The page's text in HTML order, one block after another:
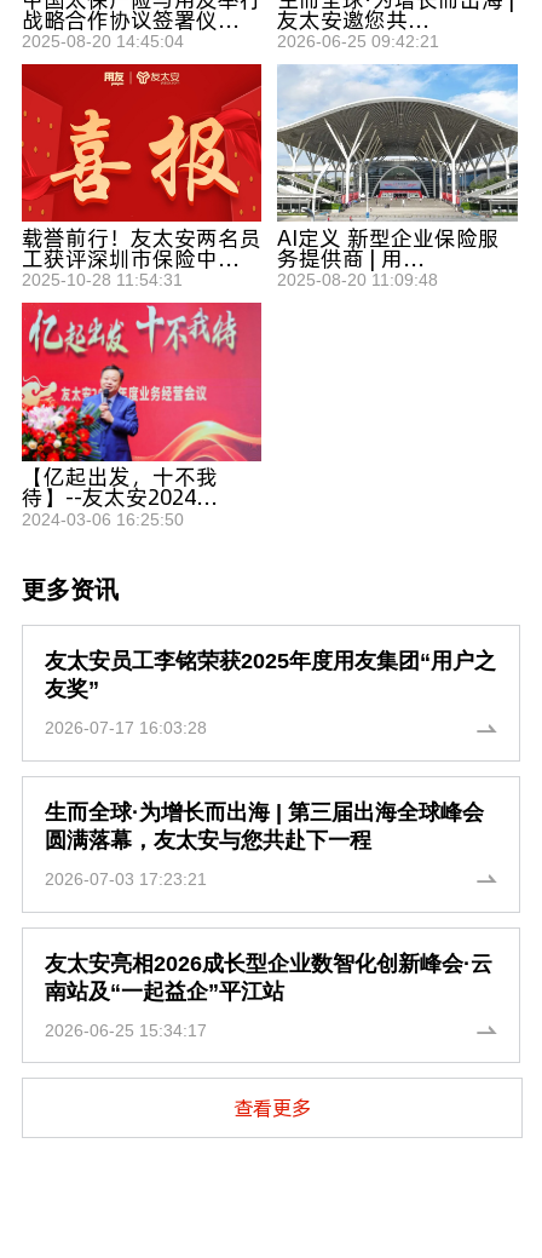
战略合作协议签署仪...
2025-08-20 14:45:04
友太安邀您共...
2026-06-25 09:42:21
载誉前行！友太安两名员
工获评深圳市保险中...
2025-10-28 11:54:31
AI定义 新型企业保险服
务提供商 | 用...
2025-08-20 11:09:48
【亿起出发，十不我
待】--友太安2024...
2024-03-06 16:25:50
更多资讯
友太安员工李铭荣获2025年度用友集团“用户之
友奖”
2026-07-17 16:03:28
生而全球·为增长而出海 | 第三届出海全球峰会
圆满落幕，友太安与您共赴下一程
2026-07-03 17:23:21
友太安亮相2026成长型企业数智化创新峰会·云
南站及“一起益企”平江站
2026-06-25 15:34:17
查看更多